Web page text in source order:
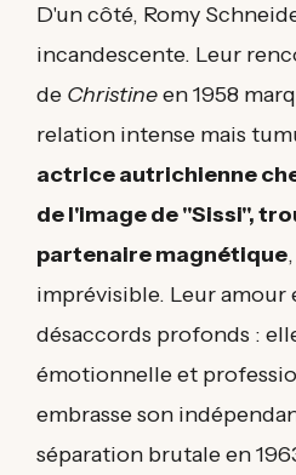
D'un côté, Romy
incandescente. Leur
de Christineen 1958
relation intense mais
actrice autrichienne
de l'image de "Sissi",
partenaire magnétique
imprévisible. Leur amour
désaccords profonds :
émotionnelle et
embrasse son
séparation brutale en